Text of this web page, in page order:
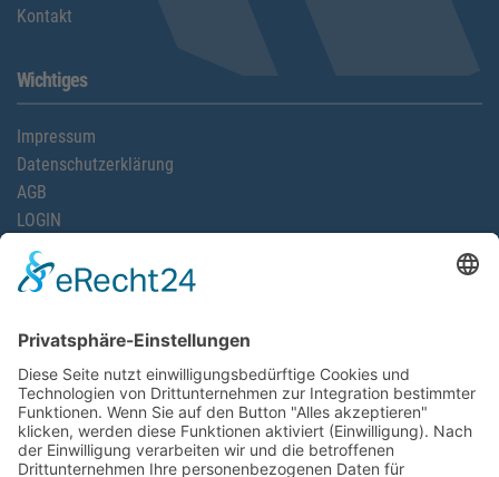
Kontakt
Wichtiges
Impressum
Datenschutzerklärung
AGB
LOGIN
Kontakt
Kreishandwerkerschaft
Günzburg/Neu-Ulm
Memminger Straße 59
89264 Weißenhorn
Telefon: 07309 92 88 33-0